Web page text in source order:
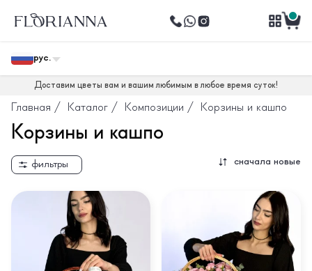
рус.
Доставим цветы вам и вашим любимым в любое время суток!
Главная / Каталог / Композиции / Корзины и кашпо
Корзины и кашпо
фильтры сначала новые